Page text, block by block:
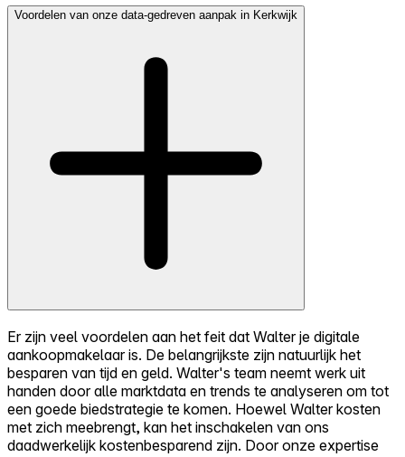
Voordelen van onze data-gedreven aanpak in Kerkwijk
Er zijn veel voordelen aan het feit dat Walter je digitale
aankoopmakelaar is. De belangrijkste zijn natuurlijk het
besparen van tijd en geld. Walter's team neemt werk uit
handen door alle marktdata en trends te analyseren om tot
een goede biedstrategie te komen. Hoewel Walter kosten
met zich meebrengt, kan het inschakelen van ons
daadwerkelijk kostenbesparend zijn. Door onze expertise